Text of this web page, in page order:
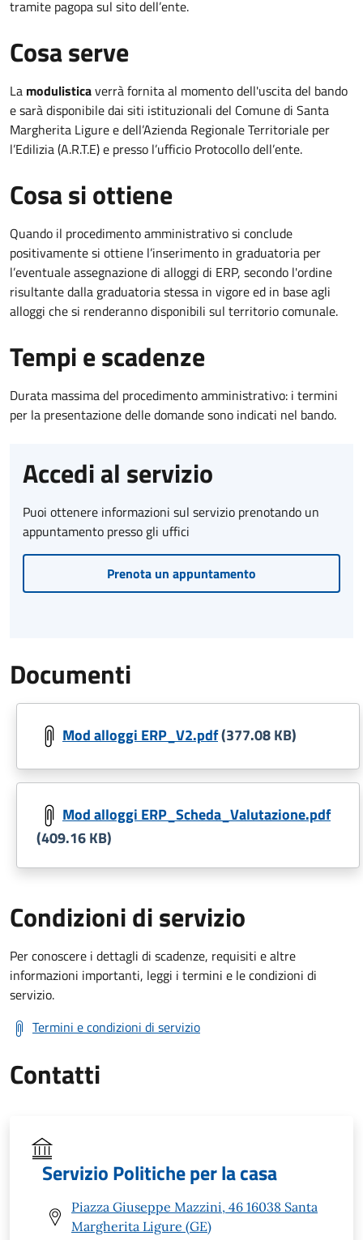
tramite pagopa sul sito dell’ente.
Cosa serve
La modulisticaverrà fornita al momento dell'uscita del bando
e sarà disponibile dai siti istituzionali del Comune di Santa
Margherita Ligure e dell’Azienda Regionale Territoriale per
l’Edilizia (A.R.T.E) e presso l’ufficio Protocollo dell’ente.
Cosa si ottiene
Quando il procedimento amministrativo si conclude
positivamente si ottiene l’inserimento in graduatoria per
l’eventuale assegnazione di alloggi di ERP, secondo l'ordine
risultante dalla graduatoria stessa in vigore ed in base agli
alloggi che si renderanno disponibili sul territorio comunale.
Tempi e scadenze
Durata massima del procedimento amministrativo: i termini
per la presentazione delle domande sono indicati nel bando.
Accedi al servizio
Puoi ottenere informazioni sul servizio prenotando un
appuntamento presso gli uffici
Prenota un appuntamento
Documenti
Mod alloggi ERP_V2.pdf(377.08 KB)
Mod alloggi ERP_Scheda_Valutazione.pdf
(409.16 KB)
Condizioni di servizio
Per conoscere i dettagli di scadenze, requisiti e altre
informazioni importanti, leggi i termini e le condizioni di
servizio.
Termini e condizioni di servizio
Contatti
Servizio Politiche per la casa
Piazza Giuseppe Mazzini, 46 16038 Santa
Margherita Ligure (GE)